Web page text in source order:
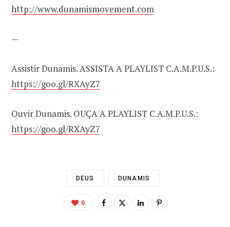
http://www.dunamismovement.com
—
Assistir Dunamis. ASSISTA A PLAYLIST C.A.M.P.U.S.:
https://goo.gl/RXAyZ7
Ouvir Dunamis. OUÇA A PLAYLIST C.A.M.P.U.S.:
https://goo.gl/RXAyZ7
DEUS DUNAMIS
0